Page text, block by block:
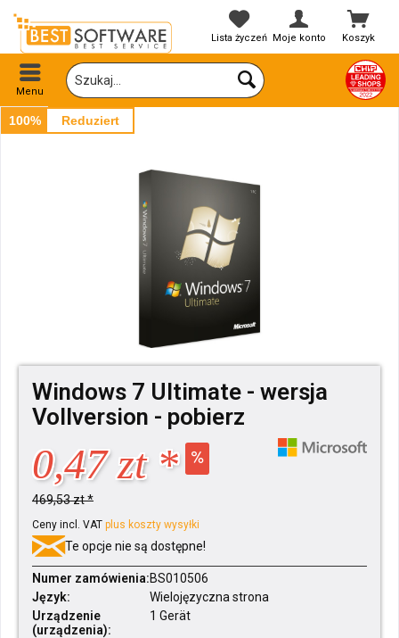
Koszyk
Lista życzeń Moje konto
Menu
100% Reduziert
Windows 7 Ultimate - wersja
Vollversion - pobierz
0,47 zt *
469,53 zt *
Ceny incl. VAT plus koszty wysyłki
Te opcje nie są dostępne!
Numer zamówienia:BS010506
Język:
Wielojęzyczna strona
Urządzenie
(urządzenia):
1 Gerät